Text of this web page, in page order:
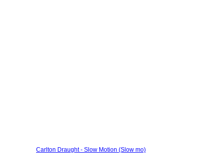
Carlton Draught - Slow Motion (Slow mo)